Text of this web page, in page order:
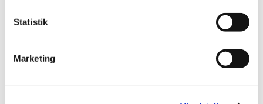
Statistik
Marketing